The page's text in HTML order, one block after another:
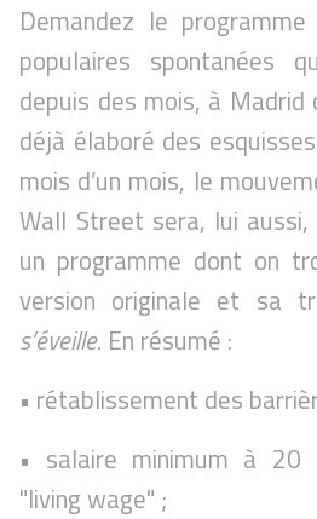
Demandez le
populaires spontanées
depuis des mois, à Madrid
déjà élaboré des
mois d’un mois, le
Wall Street sera, lui
un programme dont on
version originale et sa
s’éveille. En résumé :
• rétablissement des
• salaire minimum à 20
"living wage" ;